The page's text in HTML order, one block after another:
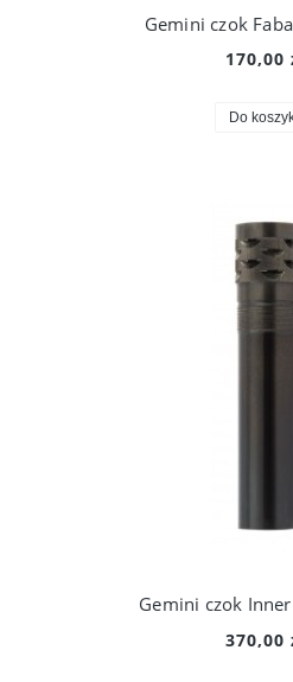
Gemini czok
170,00
Do
Gemini czok
370,00